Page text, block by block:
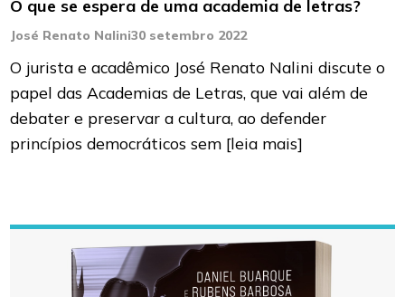
O que se espera de uma academia de letras?
José Renato Nalini30 setembro 2022
O jurista e acadêmico José Renato Nalini discute o
papel das Academias de Letras, que vai além de
debater e preservar a cultura, ao defender
princípios democráticos sem [leia mais]